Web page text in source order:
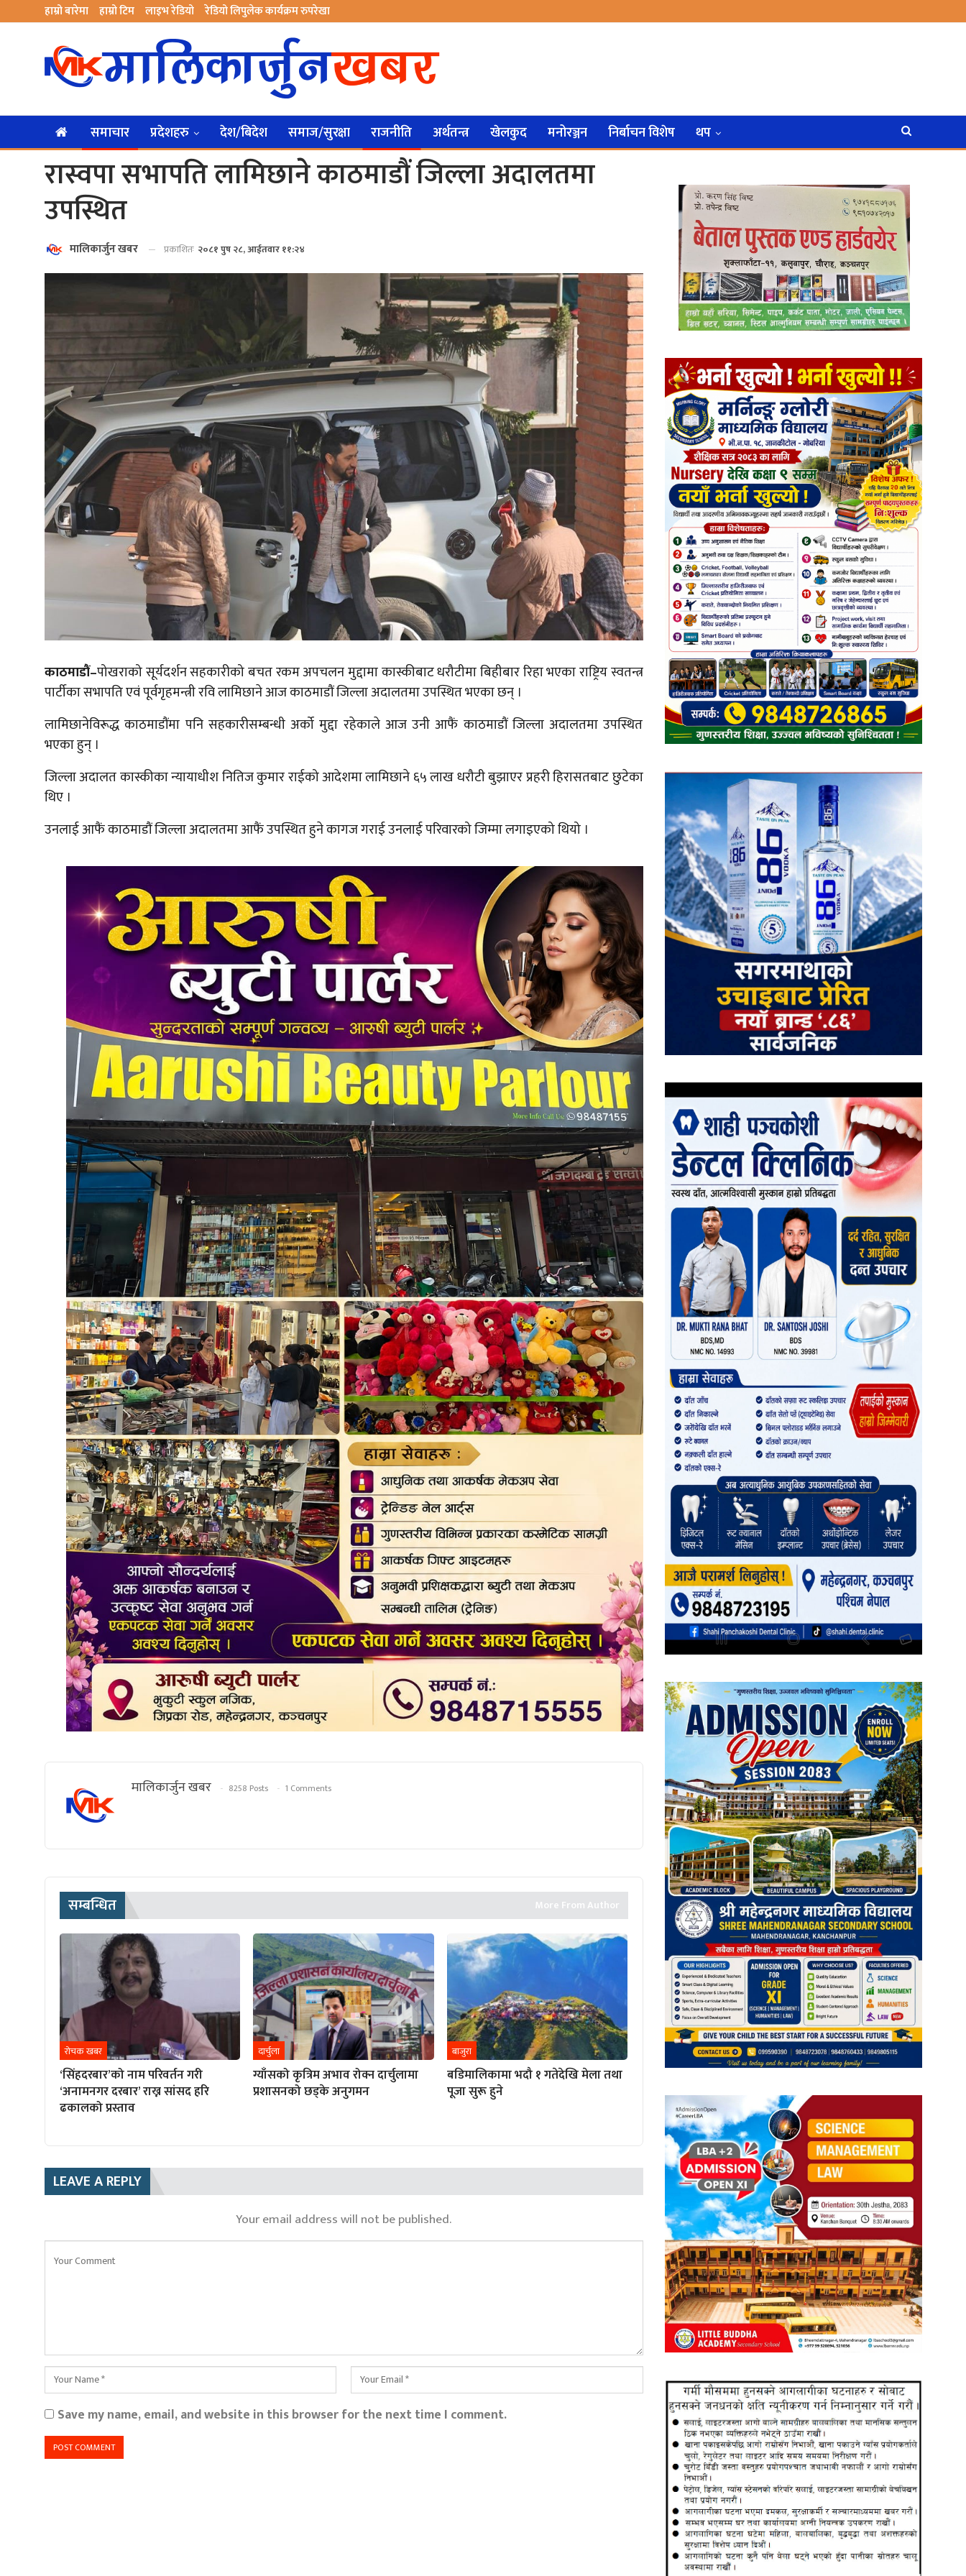
हाम्रो बारेमा हाम्रो टिम लाइभ रेडियो रेडियो लिपुलेक कार्यक्रम रुपरेखा
समाचार प्रदेशहरु देश/बिदेश समाज/सुरक्षा राजनीति अर्थतन्त्र खेलकुद मनोरञ्जन निर्बाचन विशेष थप
रास्वपा सभापति लामिछाने काठमाडौं जिल्ला अदालतमा
उपस्थित
मालिकार्जुन खबर प्रकाशितः २०८१ पुष २८, आईतवार ११:२४
काठमाडौं–पोखराको सूर्यदर्शन सहकारीको बचत रकम अपचलन मुद्दामा कास्कीबाट धरौटीमा बिहीबार रिहा भएका राष्ट्रिय स्वतन्त्र
पार्टीका सभापति एवं पूर्वगृहमन्त्री रवि लामिछाने आज काठमाडौं जिल्ला अदालतमा उपस्थित भएका छन् ।
लामिछानेविरूद्ध काठमाडौंमा पनि सहकारीसम्बन्धी अर्को मुद्दा रहेकाले आज उनी आफैं काठमाडौं जिल्ला अदालतमा उपस्थित
भएका हुन् ।
जिल्ला अदालत कास्कीका न्यायाधीश नितिज कुमार राईको आदेशमा लामिछाने ६५ लाख धरौटी बुझाएर प्रहरी हिरासतबाट छुटेका
थिए ।
उनलाई आफैं काठमाडौं जिल्ला अदालतमा आफैं उपस्थित हुने कागज गराई उनलाई परिवारको जिम्मा लगाइएको थियो ।
मालिकार्जुन खबर 8258 Posts 1 Comments
सम्बन्धित More From Author
रोचक खबर
‘सिंहदरबार’को नाम परिवर्तन गरी
‘अनामनगर दरबार’ राख्न सांसद हरि
ढकालको प्रस्ताव
दार्चुला
ग्याँसको कृत्रिम अभाव रोक्न दार्चुलामा
प्रशासनको छड्के अनुगमन
बाजुरा
बडिमालिकामा भदौ १ गतेदेखि मेला तथा
पूजा सुरू हुने
LEAVE A REPLY
Your email address will not be published.
Save my name, email, and website in this browser for the next time I comment.